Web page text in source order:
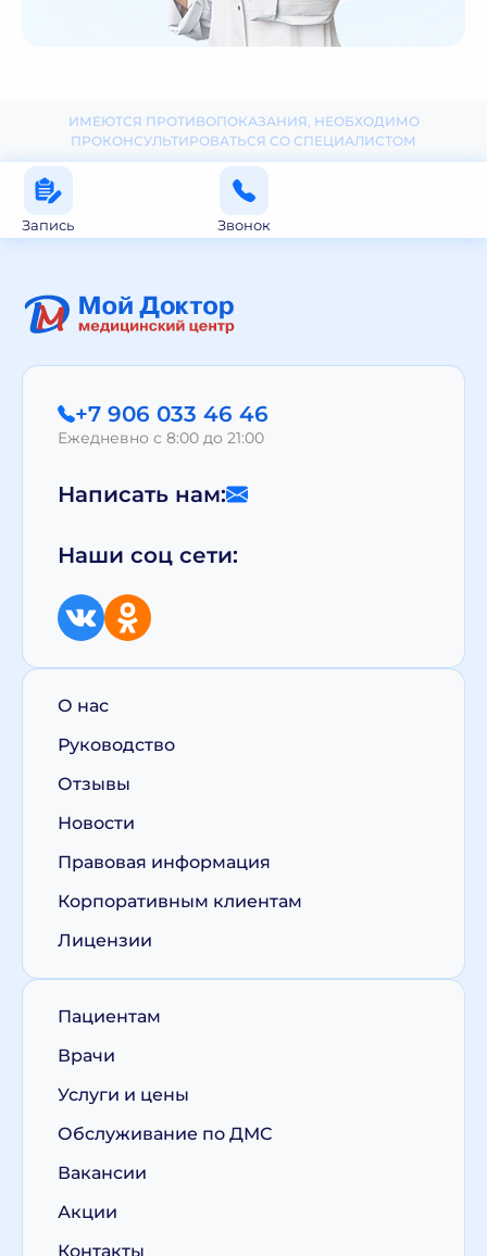
ИМЕЮТСЯ ПРОТИВОПОКАЗАНИЯ, НЕОБХОДИМО
ПРОКОНСУЛЬТИРОВАТЬСЯ СО СПЕЦИАЛИСТОМ
Запись Звонок
+7 906 033 46 46
Ежедневно с 8:00 до 21:00
Написать нам:
Наши соц сети:
О нас
Руководство
Отзывы
Новости
Правовая информация
Корпоративным клиентам
Лицензии
Пациентам
Врачи
Услуги и цены
Обслуживание по ДМС
Вакансии
Акции
Контакты